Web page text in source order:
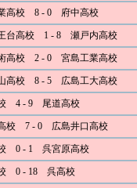
高校 8 - 0 府中高校
台高校 1 - 8 瀬戸内高校
高校 2 - 0 宮島工業高校
高校 8 - 5 広島工大高校
4 - 9 尾道高校
校 7 - 0 広島井口高校
0 - 1 呉宮原高校
0 - 18 呉高校